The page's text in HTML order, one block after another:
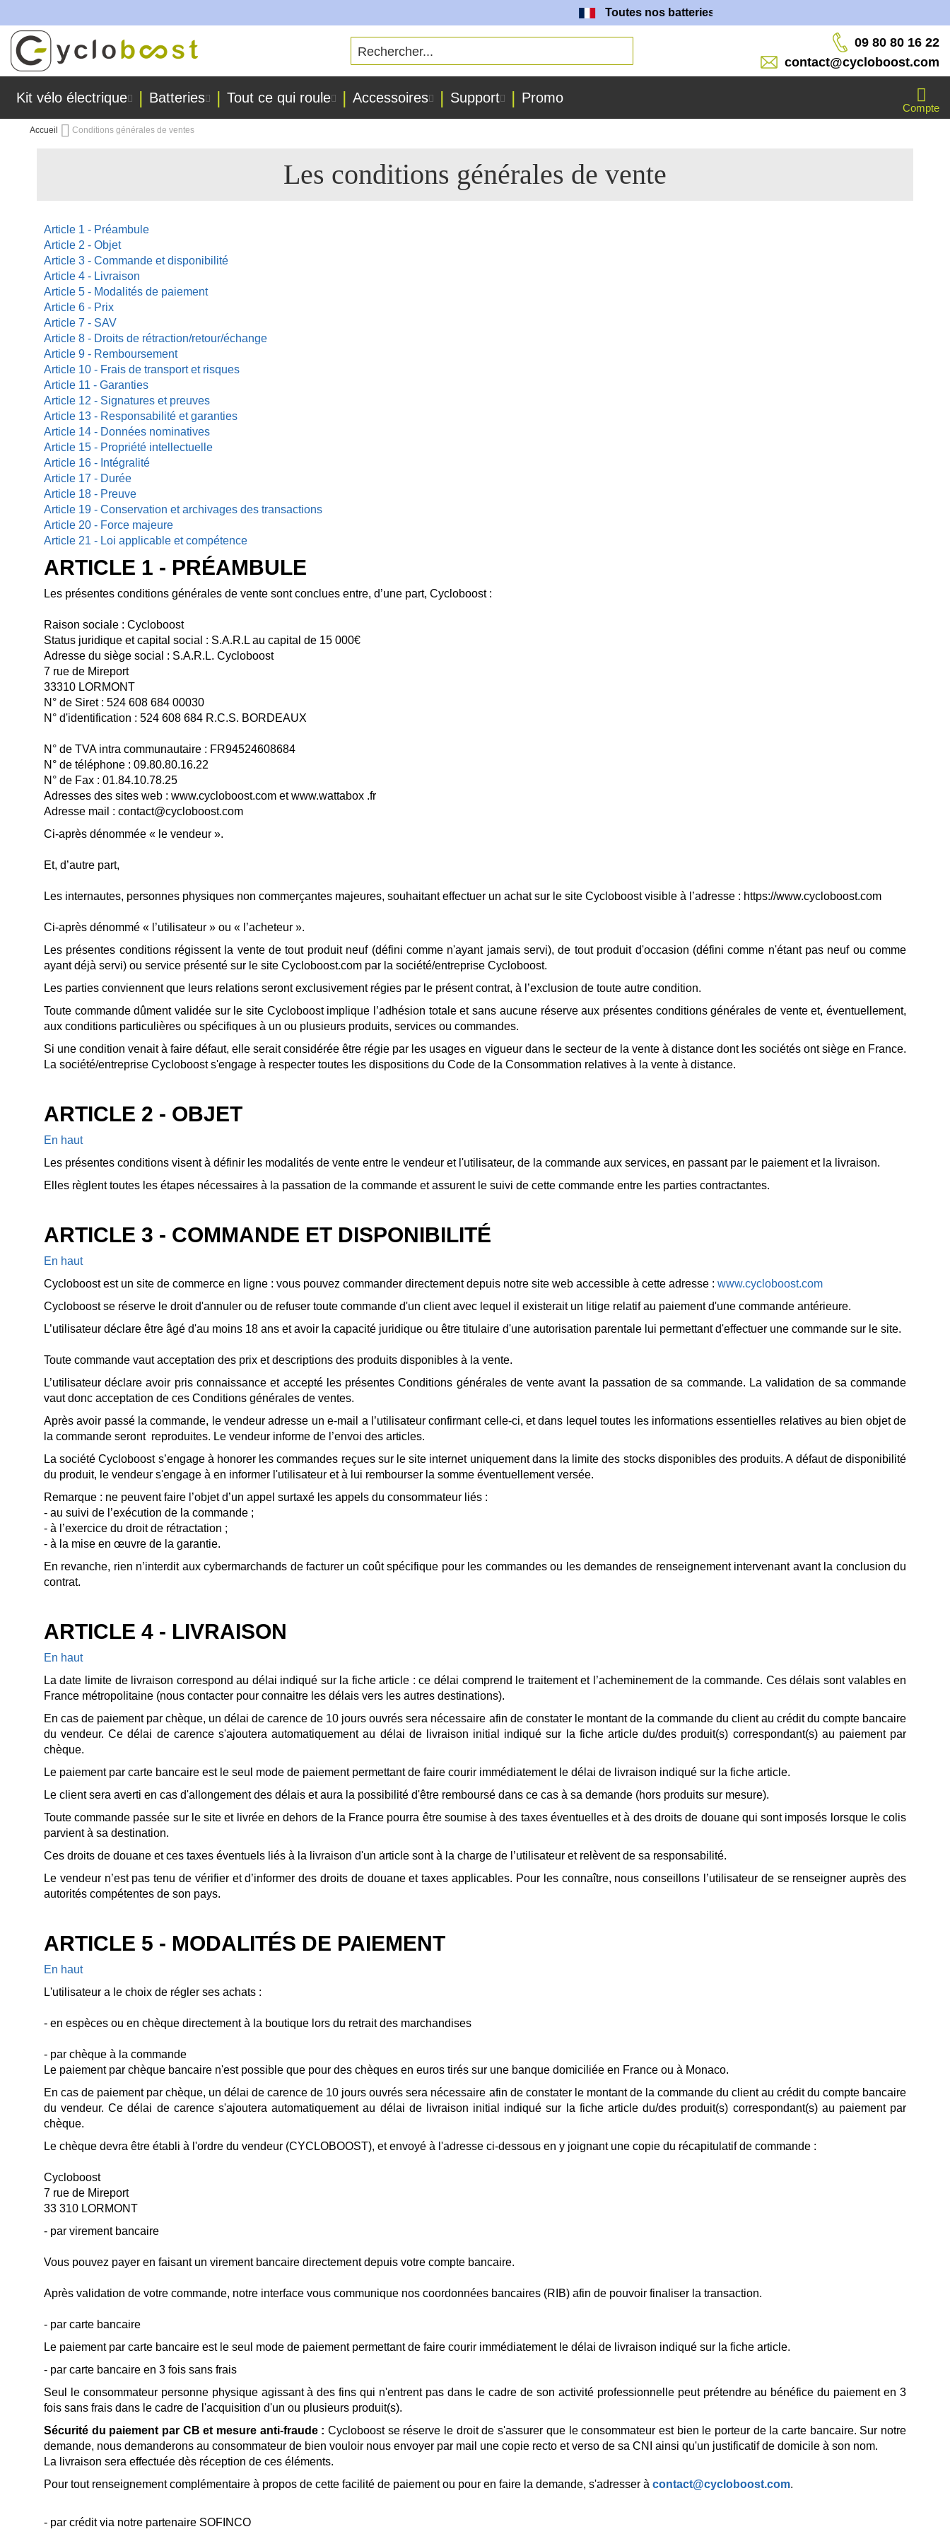
Toutes nos batteries sont fabriquées dans nos ateliers !
Allez
au
contenu
09 80 80 16 22
contact@cycloboost.com
Compte
Kit vélo électrique Batteries Tout ce qui roule Accessoires Support Promo
Accueil Conditions générales de ventes
Les conditions générales de vente
Article 1 - Préambule
Article 2 - Objet
Article 3 - Commande et disponibilité
Article 4 - Livraison
Article 5 - Modalités de paiement
Article 6 - Prix
Article 7 - SAV
Article 8 - Droits de rétraction/retour/échange
Article 9 - Remboursement
Article 10 - Frais de transport et risques
Article 11 - Garanties
Article 12 - Signatures et preuves
Article 13 - Responsabilité et garanties
Article 14 - Données nominatives
Article 15 - Propriété intellectuelle
Article 16 - Intégralité
Article 17 - Durée
Article 18 - Preuve
Article 19 - Conservation et archivages des transactions
Article 20 - Force majeure
Article 21 - Loi applicable et compétence
ARTICLE 1 - PRÉAMBULE
Les présentes conditions générales de vente sont conclues entre, d’une part, Cycloboost :
Raison sociale : Cycloboost
Status juridique et capital social : S.A.R.L au capital de 15 000€
Adresse du siège social : S.A.R.L. Cycloboost
7 rue de Mireport
33310 LORMONT
N° de Siret : 524 608 684 00030
N° d'identification : 524 608 684 R.C.S. BORDEAUX
N° de TVA intra communautaire : FR94524608684
N° de téléphone : 09.80.80.16.22
N° de Fax : 01.84.10.78.25
Adresses des sites web : www.cycloboost.com et www.wattabox .fr
Adresse mail : contact@cycloboost.com
Ci-après dénommée « le vendeur ».
Et, d’autre part,
Les internautes, personnes physiques non commerçantes majeures, souhaitant effectuer un achat sur le site Cycloboost visible à l’adresse : https://www.cycloboost.com
Ci-après dénommé « l’utilisateur » ou « l’acheteur ».
Les présentes conditions régissent la vente de tout produit neuf (défini comme n'ayant jamais servi), de tout produit d'occasion (défini comme n'étant pas neuf ou comme
ayant déjà servi) ou service présenté sur le site Cycloboost.com par la société/entreprise Cycloboost.
Les parties conviennent que leurs relations seront exclusivement régies par le présent contrat, à l’exclusion de toute autre condition.
Toute commande dûment validée sur le site Cycloboost implique l’adhésion totale et sans aucune réserve aux présentes conditions générales de vente et, éventuellement,
aux conditions particulières ou spécifiques à un ou plusieurs produits, services ou commandes.
Si une condition venait à faire défaut, elle serait considérée être régie par les usages en vigueur dans le secteur de la vente à distance dont les sociétés ont siège en France.
La société/entreprise Cycloboost s'engage à respecter toutes les dispositions du Code de la Consommation relatives à la vente à distance.
ARTICLE 2 - OBJET
En haut
Les présentes conditions visent à définir les modalités de vente entre le vendeur et l'utilisateur, de la commande aux services, en passant par le paiement et la livraison.
Elles règlent toutes les étapes nécessaires à la passation de la commande et assurent le suivi de cette commande entre les parties contractantes.
ARTICLE 3 - COMMANDE ET DISPONIBILITÉ
En haut
Cycloboost est un site de commerce en ligne : vous pouvez commander directement depuis notre site web accessible à cette adresse : www.cycloboost.com
Cycloboost se réserve le droit d'annuler ou de refuser toute commande d'un client avec lequel il existerait un litige relatif au paiement d'une commande antérieure.
L’utilisateur déclare être âgé d'au moins 18 ans et avoir la capacité juridique ou être titulaire d'une autorisation parentale lui permettant d'effectuer une commande sur le site.
Toute commande vaut acceptation des prix et descriptions des produits disponibles à la vente.
L’utilisateur déclare avoir pris connaissance et accepté les présentes Conditions générales de vente avant la passation de sa commande. La validation de sa commande
vaut donc acceptation de ces Conditions générales de ventes.
Après avoir passé la commande, le vendeur adresse un e-mail a l’utilisateur confirmant celle-ci, et dans lequel toutes les informations essentielles relatives au bien objet de
la commande seront reproduites. Le vendeur informe de l’envoi des articles.
La société Cycloboost s’engage à honorer les commandes reçues sur le site internet uniquement dans la limite des stocks disponibles des produits. A défaut de disponibilité
du produit, le vendeur s'engage à en informer l'utilisateur et à lui rembourser la somme éventuellement versée.
Remarque : ne peuvent faire l’objet d’un appel surtaxé les appels du consommateur liés :
- au suivi de l’exécution de la commande ;
- à l’exercice du droit de rétractation ;
- à la mise en œuvre de la garantie.
En revanche, rien n’interdit aux cybermarchands de facturer un coût spécifique pour les commandes ou les demandes de renseignement intervenant avant la conclusion du
contrat.
ARTICLE 4 - LIVRAISON
En haut
La date limite de livraison correspond au délai indiqué sur la fiche article : ce délai comprend le traitement et l’acheminement de la commande. Ces délais sont valables en
France métropolitaine (nous contacter pour connaitre les délais vers les autres destinations).
En cas de paiement par chèque, un délai de carence de 10 jours ouvrés sera nécessaire afin de constater le montant de la commande du client au crédit du compte bancaire
du vendeur. Ce délai de carence s'ajoutera automatiquement au délai de livraison initial indiqué sur la fiche article du/des produit(s) correspondant(s) au paiement par
chèque.
Le paiement par carte bancaire est le seul mode de paiement permettant de faire courir immédiatement le délai de livraison indiqué sur la fiche article.
Le client sera averti en cas d'allongement des délais et aura la possibilité d'être remboursé dans ce cas à sa demande (hors produits sur mesure).
Toute commande passée sur le site et livrée en dehors de la France pourra être soumise à des taxes éventuelles et à des droits de douane qui sont imposés lorsque le colis
parvient à sa destination.
Ces droits de douane et ces taxes éventuels liés à la livraison d'un article sont à la charge de l’utilisateur et relèvent de sa responsabilité.
Le vendeur n’est pas tenu de vérifier et d’informer des droits de douane et taxes applicables. Pour les connaître, nous conseillons l’utilisateur de se renseigner auprès des
autorités compétentes de son pays.
ARTICLE 5 - MODALITÉS DE PAIEMENT
En haut
L'utilisateur a le choix de régler ses achats :
- en espèces ou en chèque directement à la boutique lors du retrait des marchandises
- par chèque à la commande
Le paiement par chèque bancaire n'est possible que pour des chèques en euros tirés sur une banque domiciliée en France ou à Monaco.
En cas de paiement par chèque, un délai de carence de 10 jours ouvrés sera nécessaire afin de constater le montant de la commande du client au crédit du compte bancaire
du vendeur. Ce délai de carence s'ajoutera automatiquement au délai de livraison initial indiqué sur la fiche article du/des produit(s) correspondant(s) au paiement par
chèque.
Le chèque devra être établi à l'ordre du vendeur (CYCLOBOOST), et envoyé à l'adresse ci-dessous en y joignant une copie du récapitulatif de commande :
Cycloboost
7 rue de Mireport
33 310 LORMONT
- par virement bancaire
Vous pouvez payer en faisant un virement bancaire directement depuis votre compte bancaire.
Après validation de votre commande, notre interface vous communique nos coordonnées bancaires (RIB) afin de pouvoir finaliser la transaction.
- par carte bancaire
Le paiement par carte bancaire est le seul mode de paiement permettant de faire courir immédiatement le délai de livraison indiqué sur la fiche article.
- par carte bancaire en 3 fois sans frais
Seul le consommateur personne physique agissant à des fins qui n'entrent pas dans le cadre de son activité professionnelle peut prétendre au bénéfice du paiement en 3
fois sans frais dans le cadre de l'acquisition d'un ou plusieurs produit(s).
Sécurité du paiement par CB et mesure anti-fraude : Cycloboost se réserve le droit de s'assurer que le consommateur est bien le porteur de la carte bancaire. Sur notre
demande, nous demanderons au consommateur de bien vouloir nous envoyer par mail une copie recto et verso de sa CNI ainsi qu'un justificatif de domicile à son nom.
La livraison sera effectuée dès réception de ces éléments.
Pour tout renseignement complémentaire à propos de cette facilité de paiement ou pour en faire la demande, s'adresser à contact@cycloboost.com.
- par crédit via notre partenaire SOFINCO